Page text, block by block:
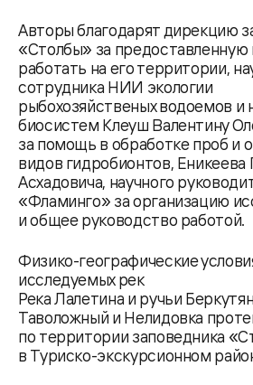
Авторы благодарят дирекцию
«Столбы» за
работать на его территории,
сотрудника НИИ экологии
рыбохозяйственых водоемов и
биосистем Клеуш Валентину
за помощь в обработке проб и
видов гидробионтов, Еникеева
Асхадовича, научного
«Фламинго» за организацию
и общее руководство работой.
Физико-географические
исследуемых рек
Река Лалетина и ручьи
Таволожный и Нелидовка
по территории заповедника
в Туриско-экскурсионном